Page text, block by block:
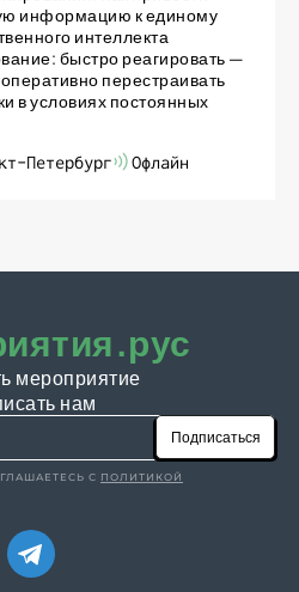
информацию к единому
интеллекта
быстро реагировать —
перестраивать
в условиях постоянных
Петербург Офлайн
мероприятие
нам
Подписаться
С ПОЛИТИКОЙ